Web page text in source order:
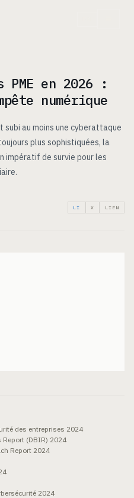
en 2026 :
numérique
subi au moins une cyberattaque
plus sophistiquées, la
impératif de survie pour les
LI X LIEN
des entreprises 2024
(DBIR) 2024
Report 2024
2024